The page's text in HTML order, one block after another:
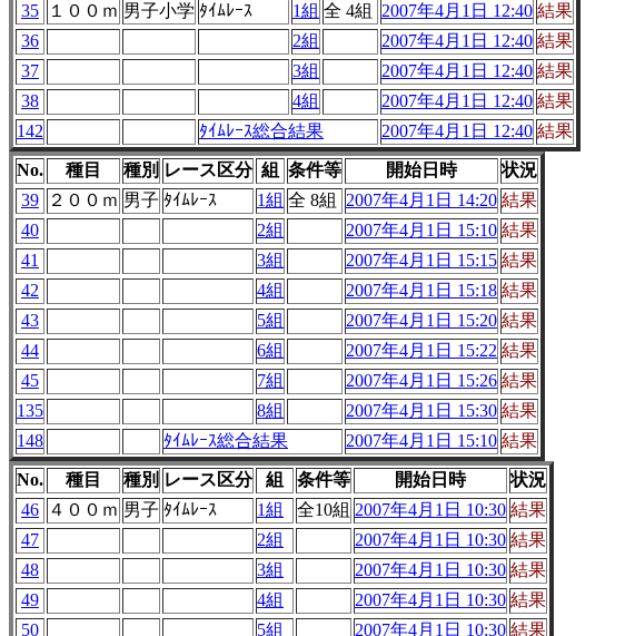
35
１００ｍ 男子小学 ﾀｲﾑﾚｰｽ 1組 全 4組 2007年4月1日 12:40 結果
36
2組 2007年4月1日 12:40 結果
37
3組 2007年4月1日 12:40 結果
38
4組 2007年4月1日 12:40 結果
142
ﾀｲﾑﾚｰｽ総合結果 2007年4月1日 12:40 結果
No. 種目 種別 レース区分 組 条件等 開始日時
状況
39
２００ｍ 男子 ﾀｲﾑﾚｰｽ 1組 全 8組 2007年4月1日 14:20 結果
40
2組 2007年4月1日 15:10 結果
41
3組 2007年4月1日 15:15 結果
42
4組 2007年4月1日 15:18 結果
43
5組 2007年4月1日 15:20 結果
44
6組 2007年4月1日 15:22 結果
45
7組 2007年4月1日 15:26 結果
135
8組 2007年4月1日 15:30 結果
148
ﾀｲﾑﾚｰｽ総合結果 2007年4月1日 15:10 結果
No. 種目 種別 レース区分 組 条件等 開始日時
状況
46
４００ｍ 男子 ﾀｲﾑﾚｰｽ 1組 全10組 2007年4月1日 10:30 結果
47
2組 2007年4月1日 10:30 結果
48
3組 2007年4月1日 10:30 結果
49
4組 2007年4月1日 10:30 結果
50
5組 2007年4月1日 10:30 結果